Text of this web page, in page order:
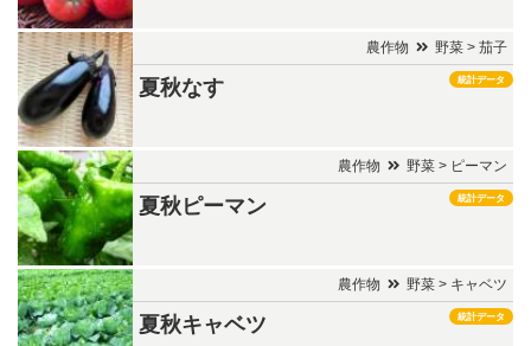
農作物 野菜 > 茄子
統計データ
夏秋なす
農作物 野菜 > ピーマン
統計データ
夏秋ピーマン
農作物 野菜 > キャベツ
統計データ
夏秋キャベツ